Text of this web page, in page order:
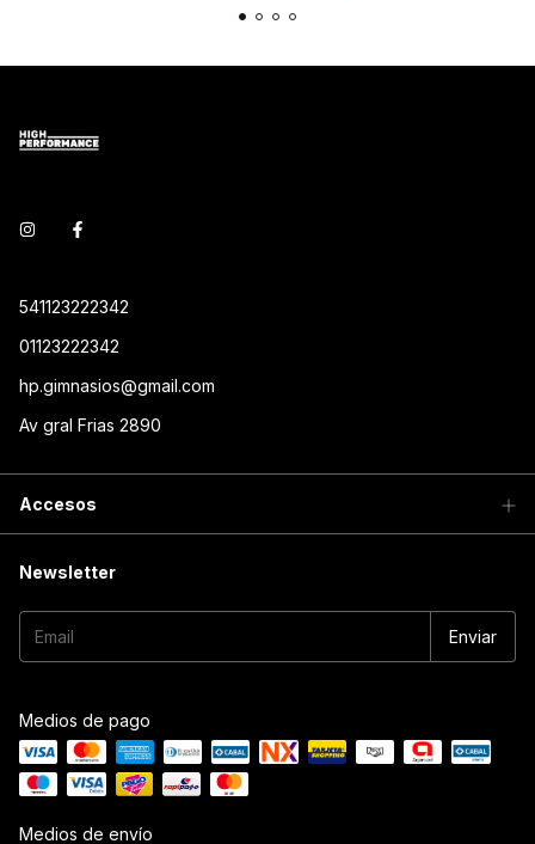
541123222342
01123222342
hp.gimnasios@gmail.com
Av gral Frias 2890
Accesos
Newsletter
Medios de pago
Medios de envío